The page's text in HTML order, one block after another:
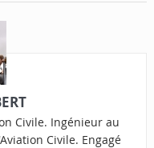
Civile. Ingénieur au
Civile. Engagé